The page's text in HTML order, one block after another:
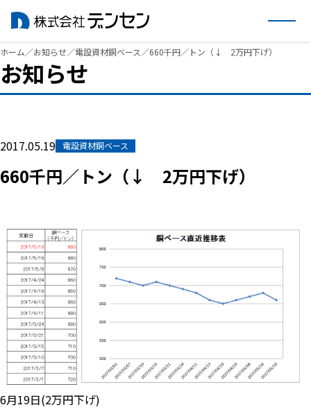
内
容
を
ッ
ホーム／お知らせ／電設資材銅ベース ／660千円／トン（↓ 2万円下げ）
お知らせ
2017.05.19 電設資材銅ベース
660千円／トン（↓ 2万円下げ）
6月19日(2万円下げ)